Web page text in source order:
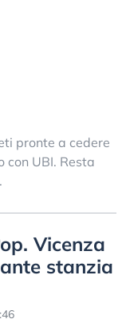
pronte a cedere
UBI. Resta
Vicenza
stanzia